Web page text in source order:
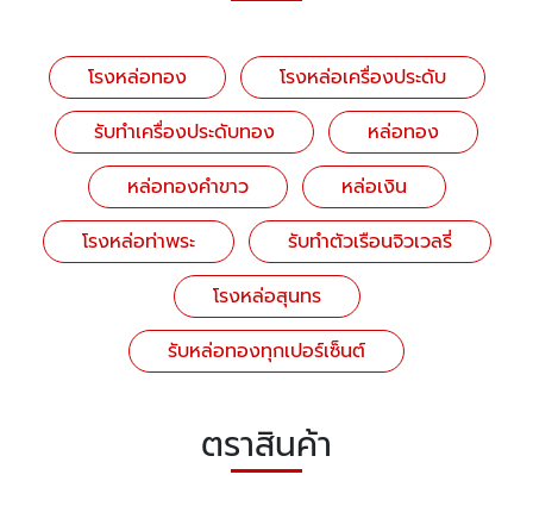
โรงหล่อทอง
โรงหล่อเครื่องประดับ
รับทำเครื่องประดับทอง
หล่อทอง
หล่อทองคำขาว
หล่อเงิน
โรงหล่อท่าพระ
รับทำตัวเรือนจิวเวลรี่
โรงหล่อสุนทร
รับหล่อทองทุกเปอร์เซ็นต์
ตราสินค้า